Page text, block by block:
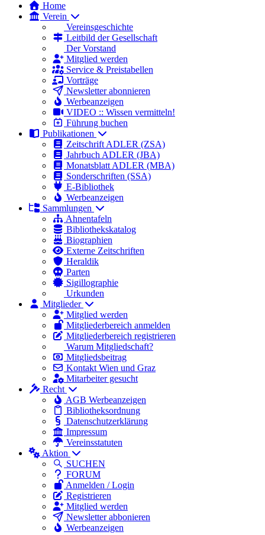
Home
Verein
Vereinsgeschichte
Leitbild der Gesellschaft
Der Vorstand
Mitglied werden
Service & Preistabellen
Vorträge
Newsletter abonnieren
Werbeanzeigen
VIDEO :: Wissen vermitteln!
Führung buchen
Publikationen
Zeitschrift ADLER (ZSA)
Jahrbuch ADLER (JBA)
Monatsblatt ADLER (MBA)
Sonderschriften (SSA)
E-Bibliothek
Werbeanzeigen
Sammlungen
Ahnentafeln
Bibliothekskatalog
Biographien
Externe Zeitschriften
Heraldik
Parten
Sigillographie
Urkunden
Mitglieder
Mitglied werden
Mitgliederbereich anmelden
Mitgliederbereich registrieren
Warum Mitgliedschaft?
Mitgliedsbeitrag
Kontakt Wien und Graz
Mitarbeiter gesucht
Recht
AGB Werbeanzeigen
Bibliotheksordnung
Datenschutzerklärung
Impressum
Vereinsstatuten
Aktion
SUCHEN
FORUM
Anmelden / Login
Registrieren
Mitglied werden
Newsletter abbonieren
Werbeanzeigen